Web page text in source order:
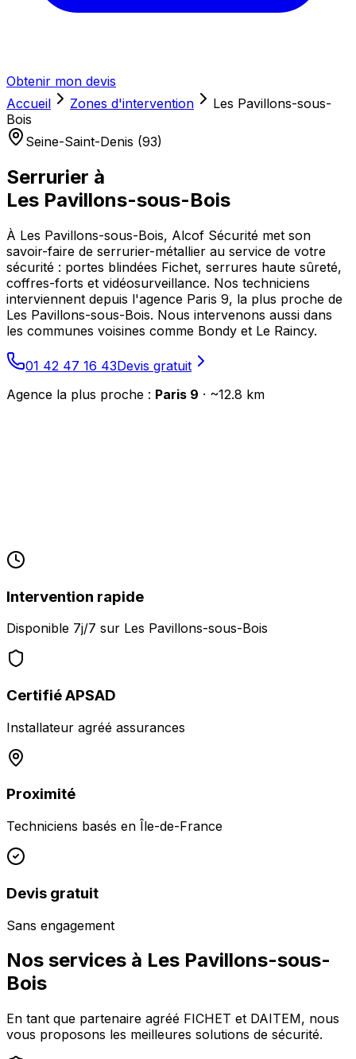
Obtenir mon devis
Accueil
Zones d'intervention
Les Pavillons-sous-
Bois
Seine-Saint-Denis (93)
Serrurier à
Les Pavillons-sous-Bois
À Les Pavillons-sous-Bois, Alcof Sécurité met son
savoir-faire de serrurier-métallier au service de votre
sécurité : portes blindées Fichet, serrures haute sûreté,
coffres-forts et vidéosurveillance. Nos techniciens
interviennent depuis l'agence Paris 9, la plus proche de
Les Pavillons-sous-Bois. Nous intervenons aussi dans
les communes voisines comme Bondy et Le Raincy.
01 42 47 16 43Devis gratuit
Agence la plus proche : Paris 9 · ~12.8 km
Intervention rapide
Disponible 7j/7 sur Les Pavillons-sous-Bois
Certifié APSAD
Installateur agréé assurances
Proximité
Techniciens basés en Île-de-France
Devis gratuit
Sans engagement
Nos services à Les Pavillons-sous-
Bois
En tant que partenaire agréé FICHET et DAITEM, nous
vous proposons les meilleures solutions de sécurité.